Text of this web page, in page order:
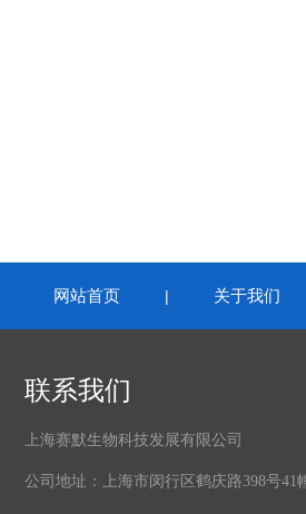
网站首页 | 关于我们
联系我们
上海赛默生物科技发展有限公司
公司地址：上海市闵行区鹤庆路398号41